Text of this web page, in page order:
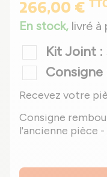
266,00 €
En stock, livré à
Kit Joint
Recevez votre
Consigne
l'ancienne pièce -